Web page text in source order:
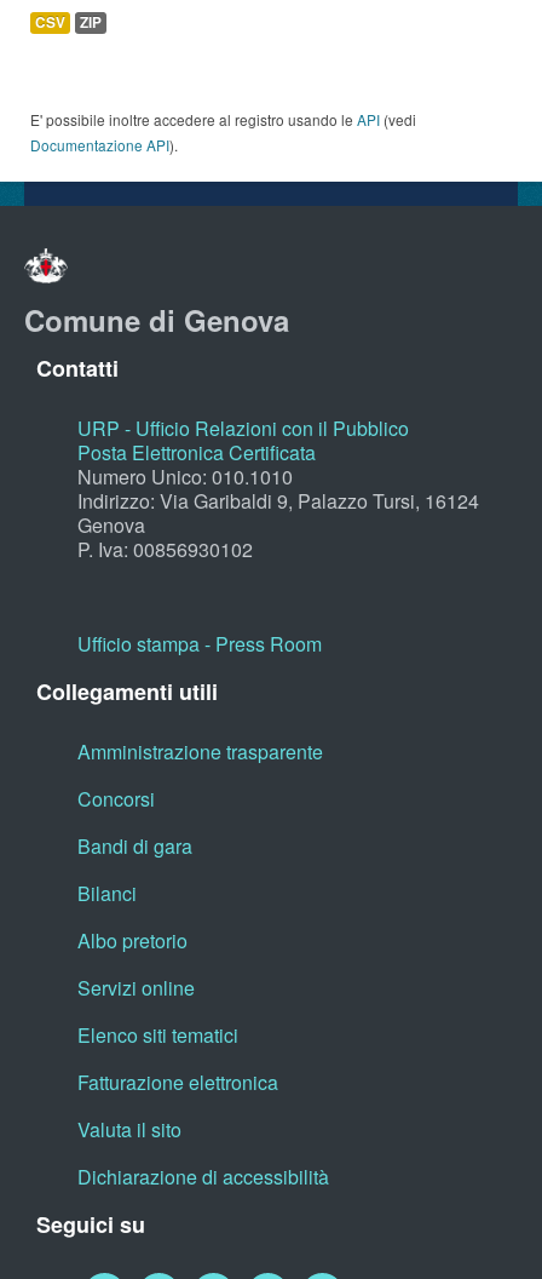
CSV ZIP
E' possibile inoltre accedere al registro usando le API (vedi
Documentazione API).
Comune di Genova
Contatti
URP - Ufficio Relazioni con il Pubblico
Posta Elettronica Certificata
Numero Unico: 010.1010
Indirizzo: Via Garibaldi 9, Palazzo Tursi, 16124
Genova
P. Iva: 00856930102
Ufficio stampa - Press Room
Collegamenti utili
Amministrazione trasparente
Concorsi
Bandi di gara
Bilanci
Albo pretorio
Servizi online
Elenco siti tematici
Fatturazione elettronica
Valuta il sito
Dichiarazione di accessibilità
Seguici su